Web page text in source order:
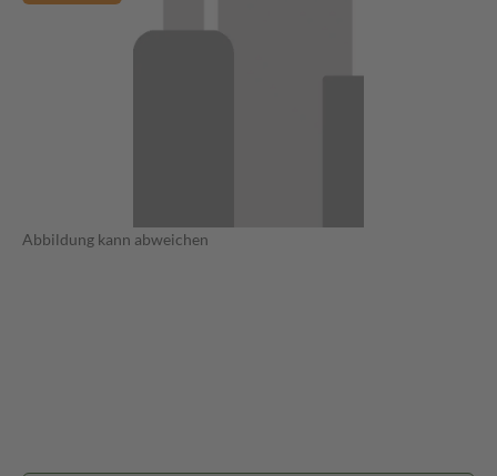
Abbildung kann abweichen